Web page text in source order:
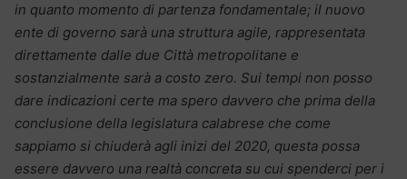
in quanto momento di partenza fondamentale; il nuovo
ente di governo sarà una struttura agile, rappresentata
direttamente dalle due Città metropolitane e
sostanzialmente sarà a costo zero. Sui tempi non posso
dare indicazioni certe ma spero davvero che prima della
conclusione della legislatura calabrese che come
sappiamo si chiuderà agli inizi del 2020, questa possa
essere davvero una realtà concreta su cui spenderci per i